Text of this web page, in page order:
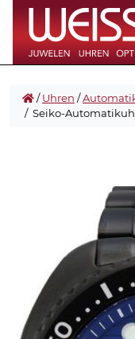
/Uhren /
/ Seiko-